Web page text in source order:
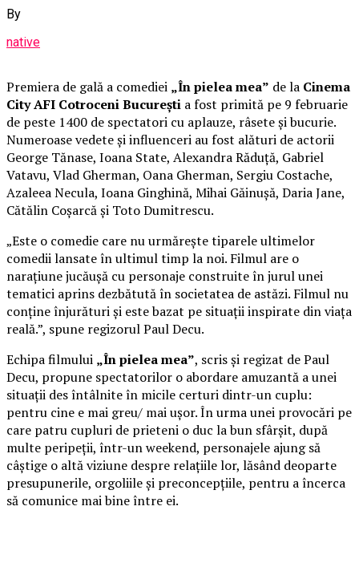
By
native
Premiera de gală a comediei „În pielea mea” de la Cinema
City AFI Cotroceni București a fost primită pe 9 februarie
de peste 1400 de spectatori cu aplauze, râsete și bucurie.
Numeroase vedete și influenceri au fost alături de actorii
George Tănase, Ioana State, Alexandra Răduță, Gabriel
Vatavu, Vlad Gherman, Oana Gherman, Sergiu Costache,
Azaleea Necula, Ioana Ginghină, Mihai Găinușă, Daria Jane,
Cătălin Coșarcă și Toto Dumitrescu.
„Este o comedie care nu urmărește tiparele ultimelor
comedii lansate în ultimul timp la noi. Filmul are o
narațiune jucăușă cu personaje construite în jurul unei
tematici aprins dezbătută în societatea de astăzi. Filmul nu
conține înjurături și este bazat pe situații inspirate din viața
reală.”, spune regizorul Paul Decu.
Echipa filmului „În pielea mea”, scris și regizat de Paul
Decu, propune spectatorilor o abordare amuzantă a unei
situații des întâlnite în micile certuri dintr-un cuplu:
pentru cine e mai greu/ mai ușor. În urma unei provocări pe
care patru cupluri de prieteni o duc la bun sfârșit, după
multe peripeții, într-un weekend, personajele ajung să
câștige o altă viziune despre relațiile lor, lăsând deoparte
presupunerile, orgoliile și preconcepțiile, pentru a încerca
să comunice mai bine între ei.